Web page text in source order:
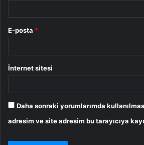
E-posta *
İnternet sitesi
Daha sonraki yorumlarımda
adresim ve site adresim bu tarayıcıya